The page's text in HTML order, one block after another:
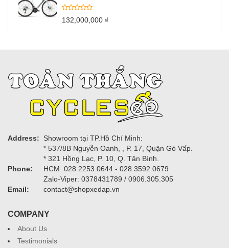
132,000,000 ₫
Address:
Showroom tại TP.Hồ Chí Minh:
* 537/8B Nguyễn Oanh, , P. 17, Quận Gò Vấp.
* 321 Hồng Lạc, P. 10, Q. Tân Bình.
Phone:
HCM: 028.2253.0644 - 028.3592.0679
Zalo-Viper: 0378431789 / 0906.305.305
Email:
contact@shopxedap.vn
COMPANY
About Us
Testimonials